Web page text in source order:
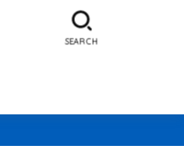
SEARCH